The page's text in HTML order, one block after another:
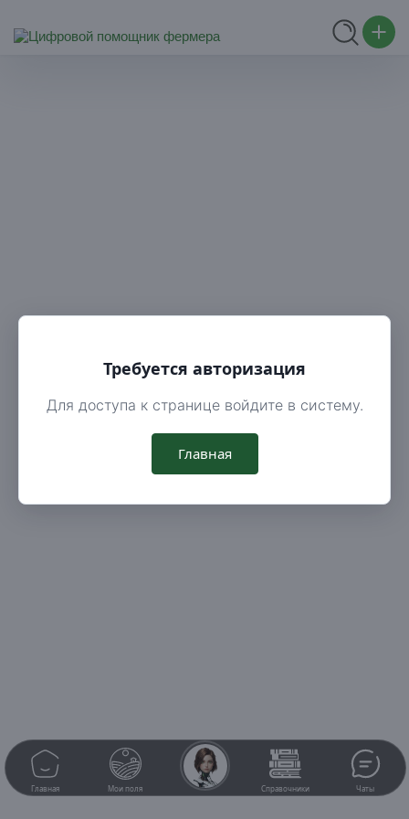
Главная Мои поля Справочники Чаты
Требуется авторизация
Для доступа к странице войдите в систему.
Главная